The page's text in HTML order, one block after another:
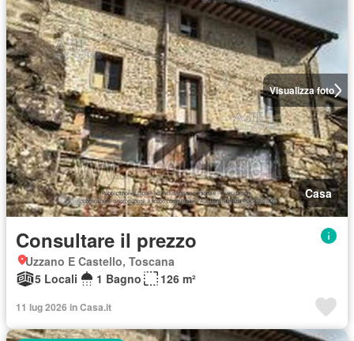
Visualizza foto
Casa
Consultare il prezzo
Uzzano E Castello, Toscana
5 Locali
1 Bagno 126 m²
11 lug 2026 in Casa.it